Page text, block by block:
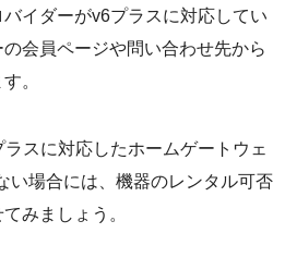
イダーがv6プラスに対応してい
会員ページや問い合わせ先から
。
スに対応したホームゲートウェ
い場合には、機器のレンタル可否
みましょう。